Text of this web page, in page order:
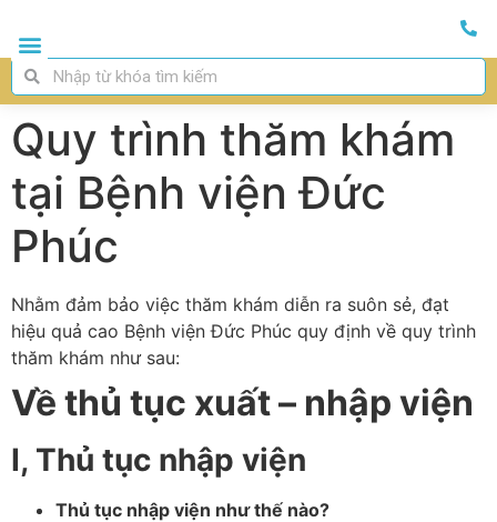
Quy trình thăm khám
tại Bệnh viện Đức
Phúc
Nhằm đảm bảo việc thăm khám diễn ra suôn sẻ, đạt
hiệu quả cao Bệnh viện Đức Phúc quy định về quy trình
thăm khám như sau:
Về thủ tục xuất – nhập viện
I, Thủ tục nhập viện
Thủ tục nhập viện như thế nào?